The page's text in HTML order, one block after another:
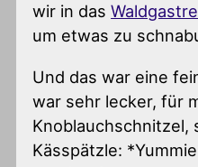
wir in das
um etwas zu
Und das war eine
war sehr lecker, für
Knoblauchschnitzel,
Kässpätzle: